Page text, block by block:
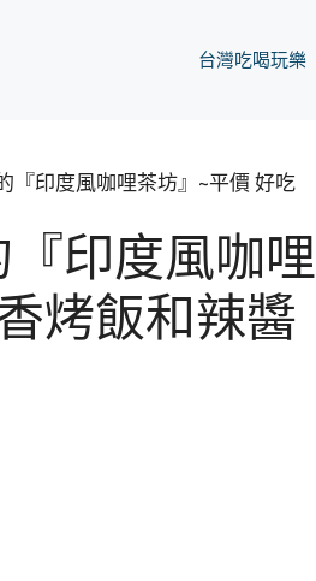
台灣吃喝玩樂
『印度風咖哩茶坊』~平價 好吃
『印度風咖哩
烤飯和辣醬